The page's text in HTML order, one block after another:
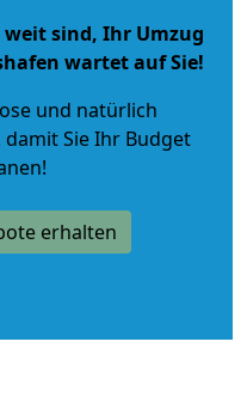
weit sind, Ihr Umzug
wartet auf Sie!
und natürlich
damit Sie Ihr Budget
erhalten